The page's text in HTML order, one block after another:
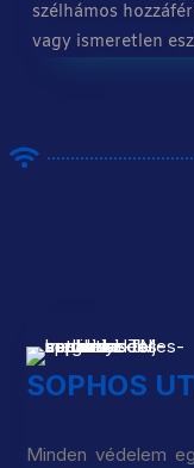
szélhámos
vagy ismeretlen
SOPHOS
Minden védelem